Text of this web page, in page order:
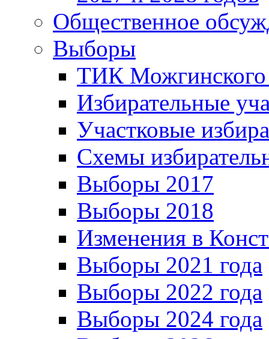
Общественное
Выборы
ТИК Можгинского
Избирательные
Участковые
Схемы
Выборы 2017
Выборы 2018
Изменения в
Выборы 2021 года
Выборы 2022 года
Выборы 2024 года